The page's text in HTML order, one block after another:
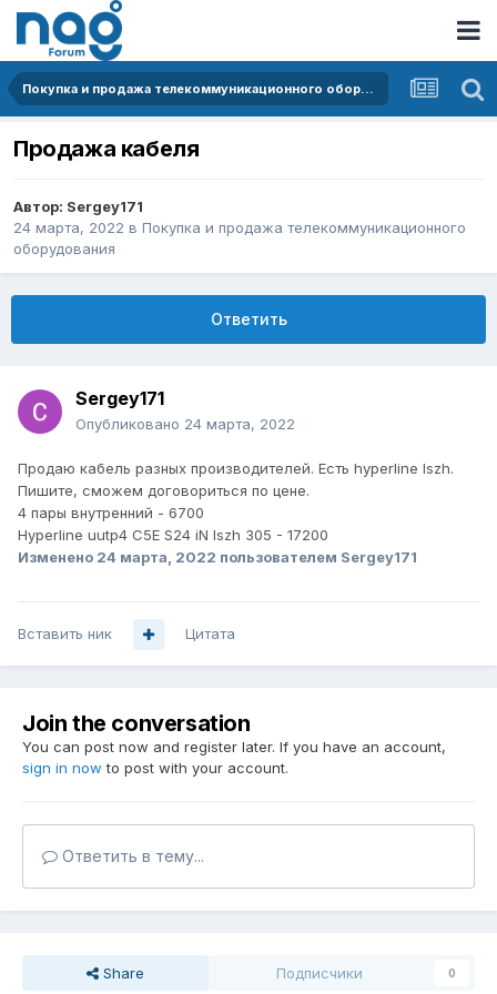
Покупка и продажа телекоммуникационного оборудования
Продажа кабеля
Автор: Sergey171
24 марта, 2022 в Покупка и продажа телекоммуникационного
оборудования
Ответить
Sergey171
Опубликовано 24 марта, 2022
Продаю кабель разных производителей. Есть hyperline lszh.
Пишите, сможем договориться по цене.
4 пары внутренний - 6700
Hyperline uutp4 C5E S24 iN lszh 305 - 17200
Изменено 24 марта, 2022 пользователем Sergey171
Вставить ник Цитата
Join the conversation
You can post now and register later. If you have an account,
sign in now to post with your account.
Ответить в тему...
Share Подписчики 0